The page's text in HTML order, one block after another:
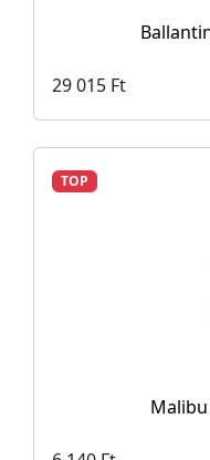
29 015 Ft
TOP